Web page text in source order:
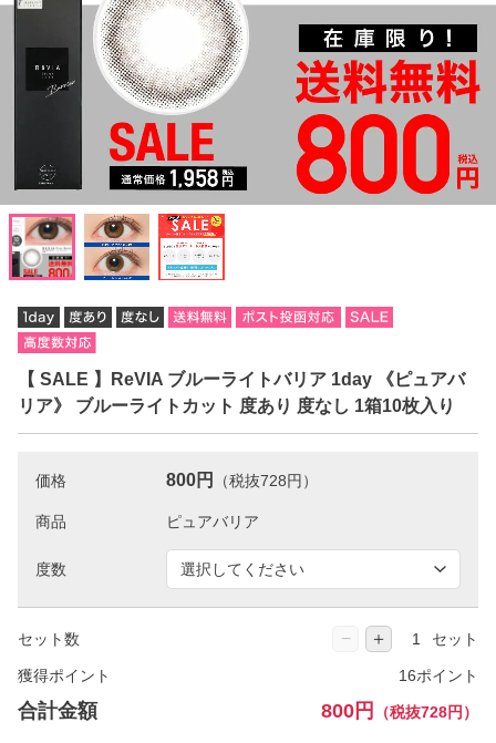
【 SALE 】ReVIA ブルーライトバリア 1day 《ピュアバ
リア》 ブルーライトカット 度あり 度なし 1箱10枚入り
価格 800円 （税抜728円）
商品
度数
セット数 − ＋ セット
獲得ポイント 16ポイント
合計金額 800円 （税抜728円）